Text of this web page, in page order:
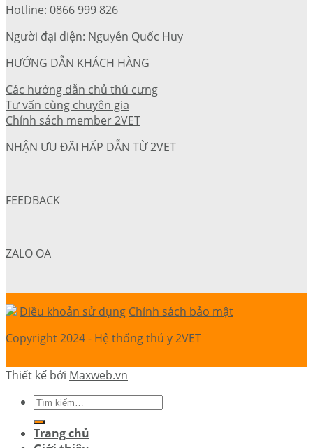
Hotline: 0866 999 826
Người đại diện: Nguyễn Quốc Huy
HƯỚNG DẪN KHÁCH HÀNG
Các hướng dẫn chủ thú cưng
Tư vấn cùng chuyên gia
Chính sách member 2VET
NHẬN ƯU ĐÃI HẤP DẪN TỪ 2VET
FEEDBACK
ZALO OA
Điều khoản sử dụng Chính sách bảo mật
Copyright 2024 - Hệ thống thú y 2VET
Thiết kế bởi Maxweb.vn
Trang chủ